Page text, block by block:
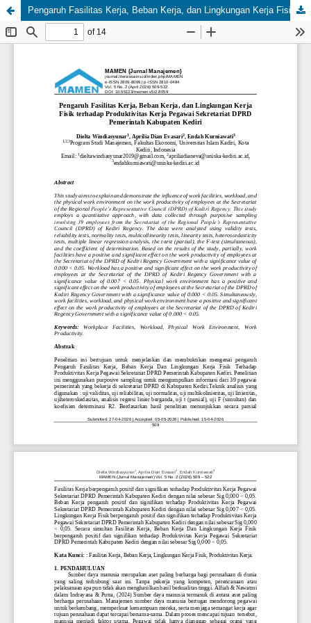
Pengaruh Fasilitas Kerja, Beban Kerja, dan Lingkungan Kerja Fisik terhadap Produktivitas Kerja Pegawai Sekretariat DPRD Pemerintah Kabupaten Kediri